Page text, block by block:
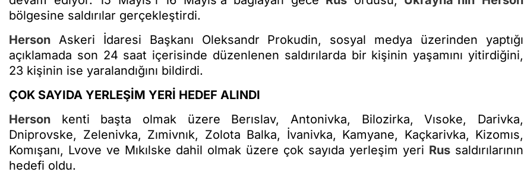
bölgesine saldırılar gerçekleştirdi.
Herson Askeri İdaresi Başkanı Oleksandr Prokudin, sosyal medya üzerinden yaptığı
açıklamada son 24 saat içerisinde düzenlenen saldırılarda bir kişinin yaşamını yitirdiğini,
23 kişinin ise yaralandığını bildirdi.
ÇOK SAYIDA YERLEŞİM YERİ HEDEF ALINDI
Herson kenti başta olmak üzere Berıslav, Antonivka, Bilozirka, Vısoke, Darivka,
Dniprovske, Zelenivka, Zımivnık, Zolota Balka, İvanivka, Kamyane, Kaçkarivka, Kizomıs,
Komışanı, Lvove ve Mıkılske dahil olmak üzere çok sayıda yerleşim yeri Rus saldırılarının
hedefi oldu.